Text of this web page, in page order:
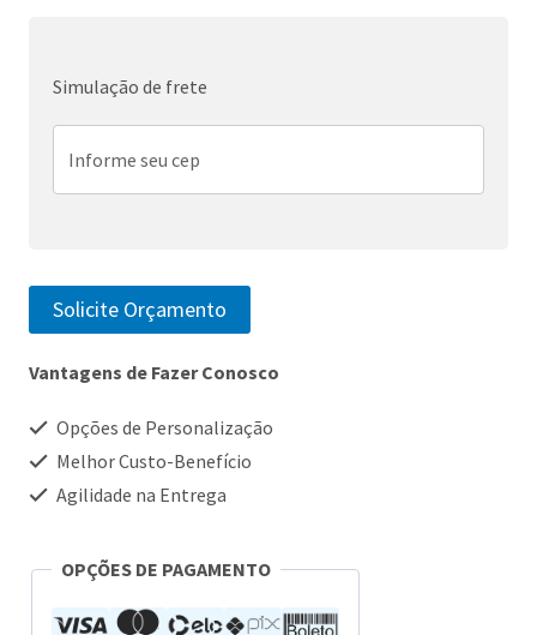
Simulação de frete
Solicite Orçamento
Vantagens de Fazer Conosco
Opções de Personalização
Melhor Custo-Benefício
Agilidade na Entrega
OPÇÕES DE PAGAMENTO